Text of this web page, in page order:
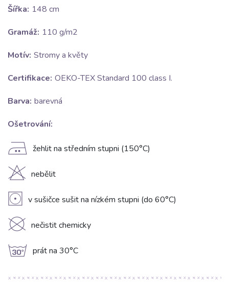
Šířka: 148 cm
Gramáž: 110 g/m2
Motív: Stromy a květy
Certifikace: OEKO-TEX Standard 100 class I.
Barva: barevná
Ošetrování:
E žehlit na středním stupni (150°C)
H nebělit
V v sušičce sušit na nízkém stupni (do 60°C)
K nečistit chemicky
g prát na 30°C